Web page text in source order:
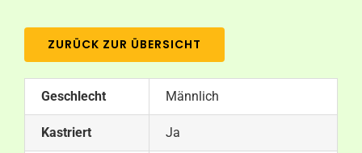
ZURÜCK ZUR ÜBERSICHT
Geschlecht Männlich
Kastriert Ja